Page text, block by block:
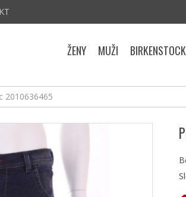
2010636465
ŽENY MUŽI BIRKENSTOCK